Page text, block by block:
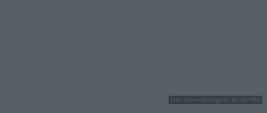
Foto: Simon Hastegård / BILDBYRÅN